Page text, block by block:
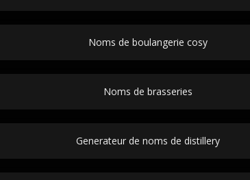
Noms de boulangerie cosy
Noms de brasseries
Generateur de noms de distillery